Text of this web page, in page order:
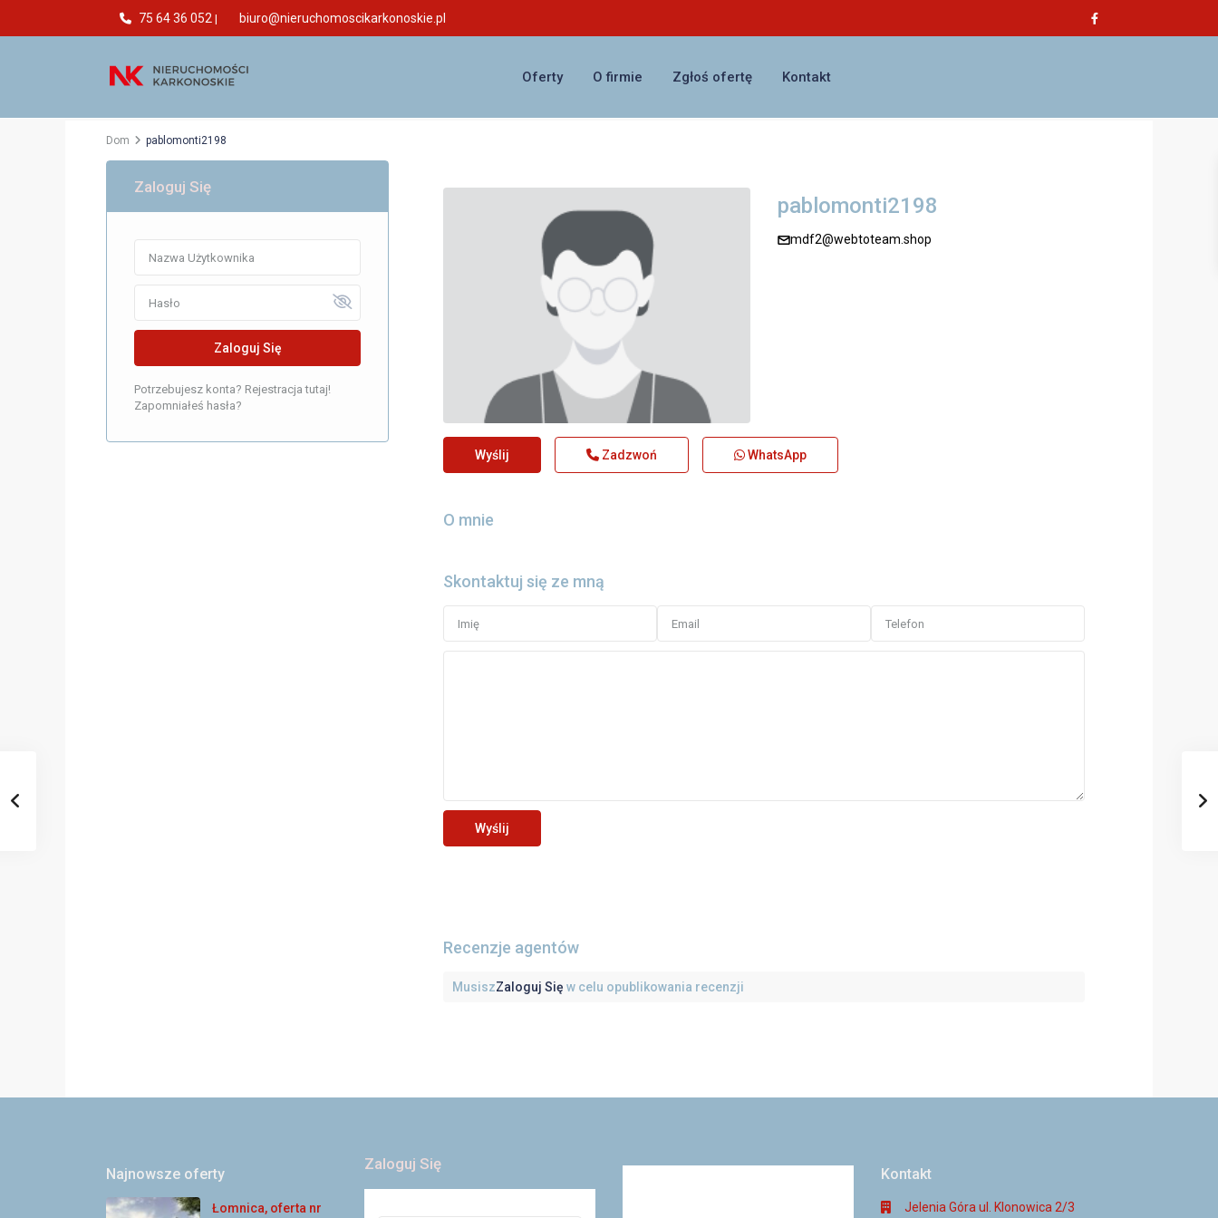
75 64 36 052 | biuro@nieruchomoscikarkonoskie.pl
Oferty O firmie Zgłoś ofertę Kontakt
Dom pablomonti2198
pablomonti2198
mdf2@webtoteam.shop
Wyślij Zadzwoń WhatsApp
O mnie
Skontaktuj się ze mną
Recenzje agentów
MusiszZaloguj Się w celu opublikowania recenzji
Zaloguj Się
Zaloguj Się
Potrzebujesz konta? Rejestracja tutaj!
Zapomniałeś hasła?
Najnowsze oferty
Łomnica, oferta nr
Zaloguj Się
Kontakt
Jelenia Góra ul. Klonowica 2/3